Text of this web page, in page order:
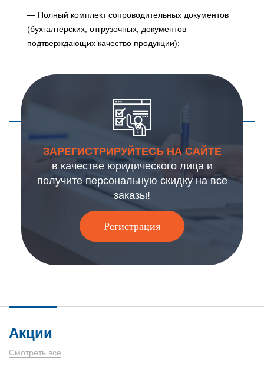
— Полный комплект сопроводительных документов
(бухгалтерских, отгрузочных, документов
подтверждающих качество продукции);
ЗАРЕГИСТРИРУЙТЕСЬ НА САЙТЕ
в качестве юридического лица и
получите персональную скидку на все
заказы!
Регистрация
Акции
Смотреть все